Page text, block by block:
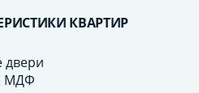
КВАРТИР
двери
МДФ